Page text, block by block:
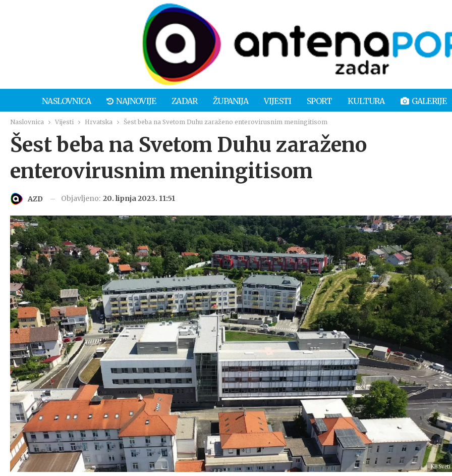
NASLOVNICA NAJNOVIJE ZADAR ŽUPANIJA VIJESTI SPORT KULTURA GALERIJE
Naslovnica Vijesti Hrvatska Šest beba na Svetom Duhu zaraženo enterovirusnim meningitisom
Šest beba na Svetom Duhu zaraženo
enterovirusnim meningitisom
AZD Objavljeno: 20. lipnja 2023. 11:51
KB